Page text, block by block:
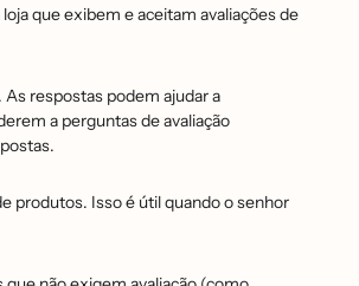
que exibem e aceitam avaliações de
respostas podem ajudar a
a perguntas de avaliação
produtos. Isso é útil quando o senhor